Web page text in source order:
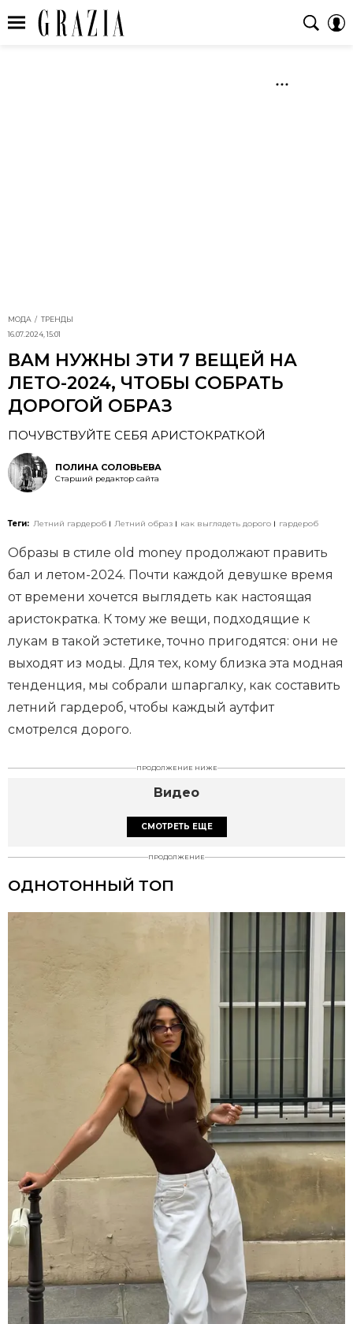
МОДА
ТРЕНДЫ
16.07.2024, 15:01
ВАМ НУЖНЫ ЭТИ 7 ВЕЩЕЙ НА
ЛЕТО-2024, ЧТОБЫ СОБРАТЬ
ДОРОГОЙ ОБРАЗ
ПОЧУВСТВУЙТЕ СЕБЯ АРИСТОКРАТКОЙ
ПОЛИНА СОЛОВЬЕВА
Старший редактор сайта
Теги: Летний гардероб Летний образ как выглядеть дорого гардероб
Образы в стиле old money продолжают править
бал и летом-2024. Почти каждой девушке время
от времени хочется выглядеть как настоящая
аристократка. К тому же вещи, подходящие к
лукам в такой эстетике, точно пригодятся: они не
выходят из моды. Для тех, кому близка эта модная
тенденция, мы собрали шпаргалку, как составить
летний гардероб, чтобы каждый аутфит
смотрелся дорого.
ПРОДОЛЖЕНИЕ НИЖЕ
Видео
СМОТРЕТЬ ЕЩЕ
ПРОДОЛЖЕНИЕ
ОДНОТОННЫЙ ТОП